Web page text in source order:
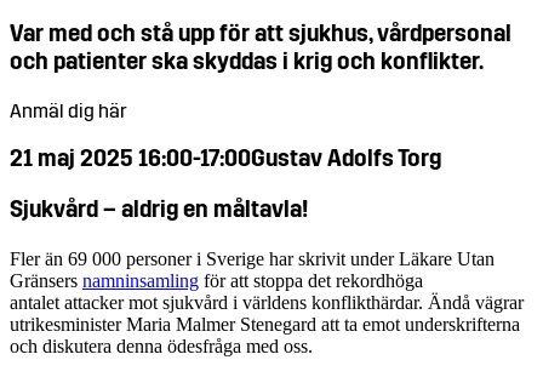
Var med och stå upp för att sjukhus, vårdpersonal
och patienter ska skyddas i krig och konflikter.
Anmäl dig här
21 maj 2025 16:00-17:00Gustav Adolfs Torg
Sjukvård – aldrig en måltavla!
Fler än 69 000 personer i Sverige har skrivit under Läkare Utan
Gränsers namninsamling för att stoppa det rekordhöga
antalet attacker mot sjukvård i världens konflikthärdar. Ändå vägrar
utrikesminister Maria Malmer Stenegard att ta emot underskrifterna
och diskutera denna ödesfråga med oss.